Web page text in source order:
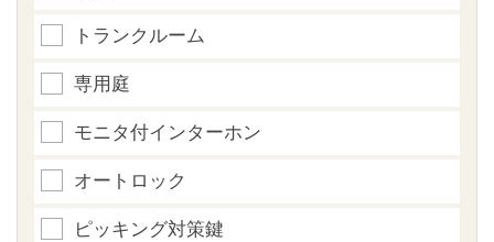
トランクルーム
専用庭
モニタ付インターホン
オートロック
ピッキング対策鍵